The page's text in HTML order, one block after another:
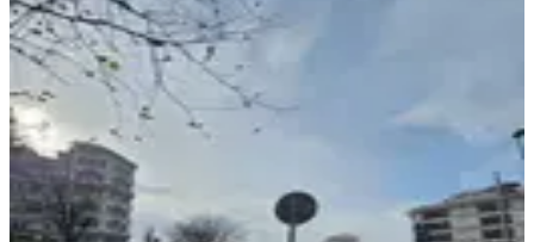
Yenikapı Marmaray Durağının
Karşısında Kiralık 2+1
Fatih, Katip Kasım Mahallesi
2+1
·75 m² 1. Kat 06.08.2026